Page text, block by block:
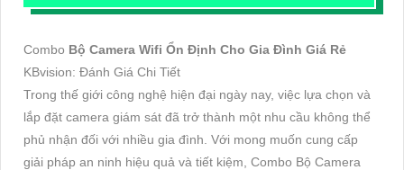
Combo Bộ Camera Wifi Ổn Định Cho Gia Đình Giá Rẻ
KBvision: Đánh Giá Chi Tiết
Trong thế giới công nghệ hiện đại ngày nay, việc lựa chọn và
lắp đặt camera giám sát đã trở thành một nhu cầu không thể
phủ nhận đối với nhiều gia đình. Với mong muốn cung cấp
giải pháp an ninh hiệu quả và tiết kiệm, Combo Bộ Camera